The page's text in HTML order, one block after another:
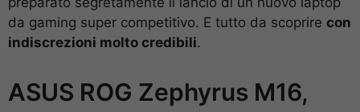
da gaming super competitivo. E tutto da scoprire con
indiscrezioni molto credibili.
ASUS ROG Zephyrus M16,